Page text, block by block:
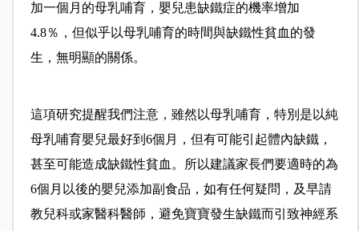
加一個月的母乳哺育，嬰兒患缺鐵症的機率增加
4.8％，但似乎以母乳哺育的時間與缺鐵性貧血的發
生，無明顯的關係。
這項研究提醒我們注意，雖然以母乳哺育，特別是以純
母乳哺育嬰兒最好到6個月，但有可能引起體內缺鐵，
甚至可能造成缺鐵性貧血。所以建議家長們要適時的為
6個月以後的嬰兒添加副食品，如有任何疑問，及早請
教兒科或家醫科醫師，避免寶寶發生缺鐵而引致神經系